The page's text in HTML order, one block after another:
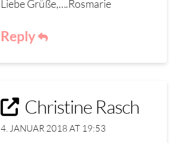
Liebe Grüße,….Rosmarie
Reply
Christine Rasch
4. JANUAR 2018 AT 19:53